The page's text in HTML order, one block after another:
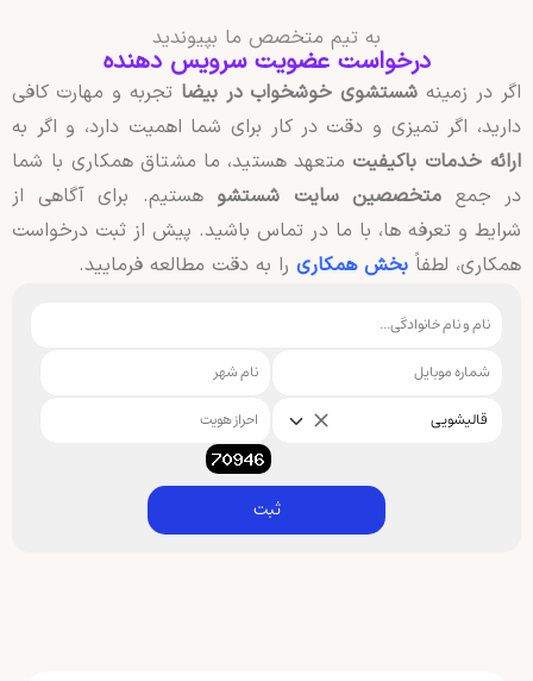
به تیم متخصص ما بپیوندید
درخواست عضویت سرویس دهنده
اگر در زمینه شستشوی خوشخواب در بیضاتجربه و مهارت کافی
دارید، اگر تمیزی و دقت در کار برای شما اهمیت دارد، و اگر به
ارائه خدمات باکیفیتمتعهد هستید، ما مشتاق همکاری با شما
در جمع متخصصین سایت شستشوهستیم. برای آگاهی از
شرایط و تعرفه ها، با ما در تماس باشید. پیش از ثبت درخواست
همکاری، لطفاً بخش همکاریرا به دقت مطالعه فرمایید.
قالیشویی
ثبت